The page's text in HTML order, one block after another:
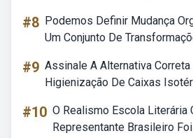
#8 Podemos Definir Mudança
Um Conjunto De
#9 Assinale A Alternativa Correta
Higienização De Caixas
#10 O Realismo Escola Literária
Representante Brasileiro Foi